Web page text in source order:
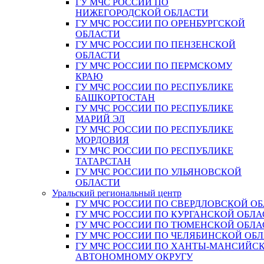
ГУ МЧС РОССИИ ПО
НИЖЕГОРОДСКОЙ ОБЛАСТИ
ГУ МЧС РОССИИ ПО ОРЕНБУРГСКОЙ
ОБЛАСТИ
ГУ МЧС РОССИИ ПО ПЕНЗЕНСКОЙ
ОБЛАСТИ
ГУ МЧС РОССИИ ПО ПЕРМСКОМУ
КРАЮ
ГУ МЧС РОССИИ ПО РЕСПУБЛИКЕ
БАШКОРТОСТАН
ГУ МЧС РОССИИ ПО РЕСПУБЛИКЕ
МАРИЙ ЭЛ
ГУ МЧС РОССИИ ПО РЕСПУБЛИКЕ
МОРДОВИЯ
ГУ МЧС РОССИИ ПО РЕСПУБЛИКЕ
ТАТАРСТАН
ГУ МЧС РОССИИ ПО УЛЬЯНОВСКОЙ
ОБЛАСТИ
Уральский региональный центр
ГУ МЧС РОССИИ ПО СВЕРДЛОВСКОЙ
ГУ МЧС РОССИИ ПО КУРГАНСКОЙ
ГУ МЧС РОССИИ ПО ТЮМЕНСКОЙ
ГУ МЧС РОССИИ ПО ЧЕЛЯБИНСКОЙ
ГУ МЧС РОССИИ ПО ХАНТЫ-
АВТОНОМНОМУ ОКРУГУ